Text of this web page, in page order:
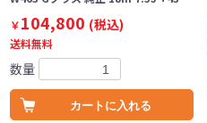
￥104,800 (税込)
送料無料
数量
カートに入れる